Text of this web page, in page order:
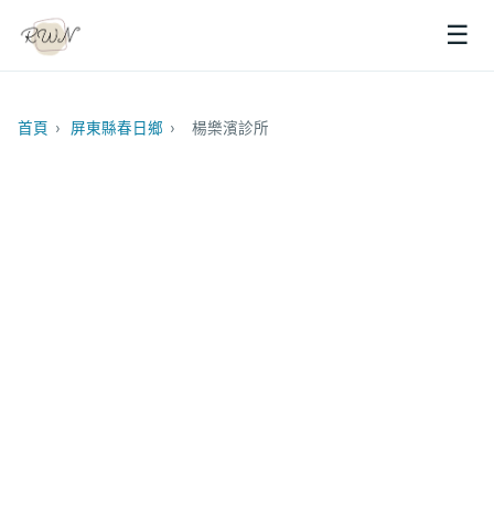
☰
首頁 › 屏東縣春日鄉 › 楊樂濱診所